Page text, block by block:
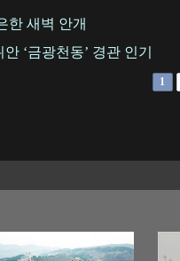
한 새벽 안개
‘금광천동’ 경관 인기
1